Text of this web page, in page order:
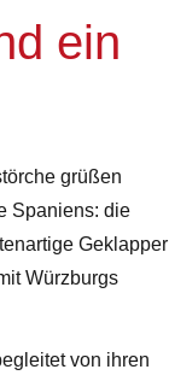
ein
grüßen
Spaniens: die
Geklapper
Würzburgs
von ihren